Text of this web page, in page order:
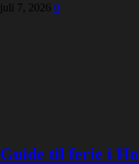
juli 7, 2026 0
Guide til ferie i